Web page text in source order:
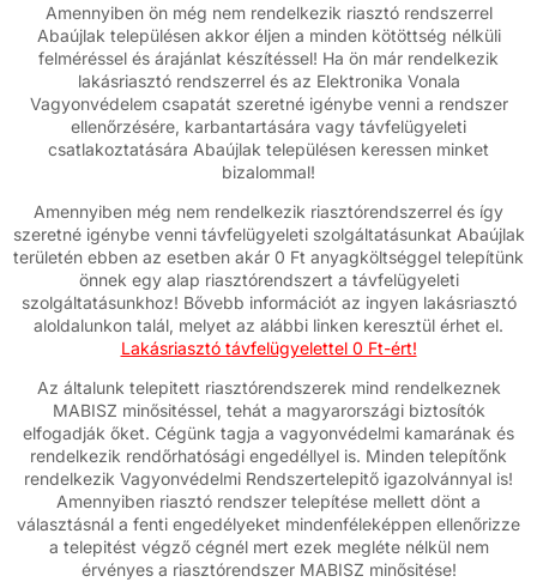
Amennyiben ön még nem rendelkezik riasztó rendszerrel
Abaújlak településen akkor éljen a minden kötöttség nélküli
felméréssel és árajánlat készítéssel! Ha ön már rendelkezik
lakásriasztó rendszerrel és az Elektronika Vonala
Vagyonvédelem csapatát szeretné igénybe venni a rendszer
ellenőrzésére, karbantartására vagy távfelügyeleti
csatlakoztatására Abaújlak településen keressen minket
bizalommal!
Amennyiben még nem rendelkezik riasztórendszerrel és így
szeretné igénybe venni távfelügyeleti szolgáltatásunkat Abaújlak
területén ebben az esetben akár 0 Ft anyagköltséggel telepítünk
önnek egy alap riasztórendszert a távfelügyeleti
szolgáltatásunkhoz! Bővebb információt az ingyen lakásriasztó
aloldalunkon talál, melyet az alábbi linken keresztül érhet el.
Lakásriasztó távfelügyelettel 0 Ft-ért!
Az általunk telepitett riasztórendszerek mind rendelkeznek
MABISZ minősitéssel, tehát a magyarországi biztosítók
elfogadják őket. Cégünk tagja a vagyonvédelmi kamarának és
rendelkezik rendőrhatósági engedéllyel is. Minden telepítőnk
rendelkezik Vagyonvédelmi Rendszertelepitő igazolvánnyal is!
Amennyiben riasztó rendszer telepítése mellett dönt a
választásnál a fenti engedélyeket mindenféleképpen ellenőrizze
a telepitést végző cégnél mert ezek megléte nélkül nem
érvényes a riasztórendszer MABISZ minősitése!